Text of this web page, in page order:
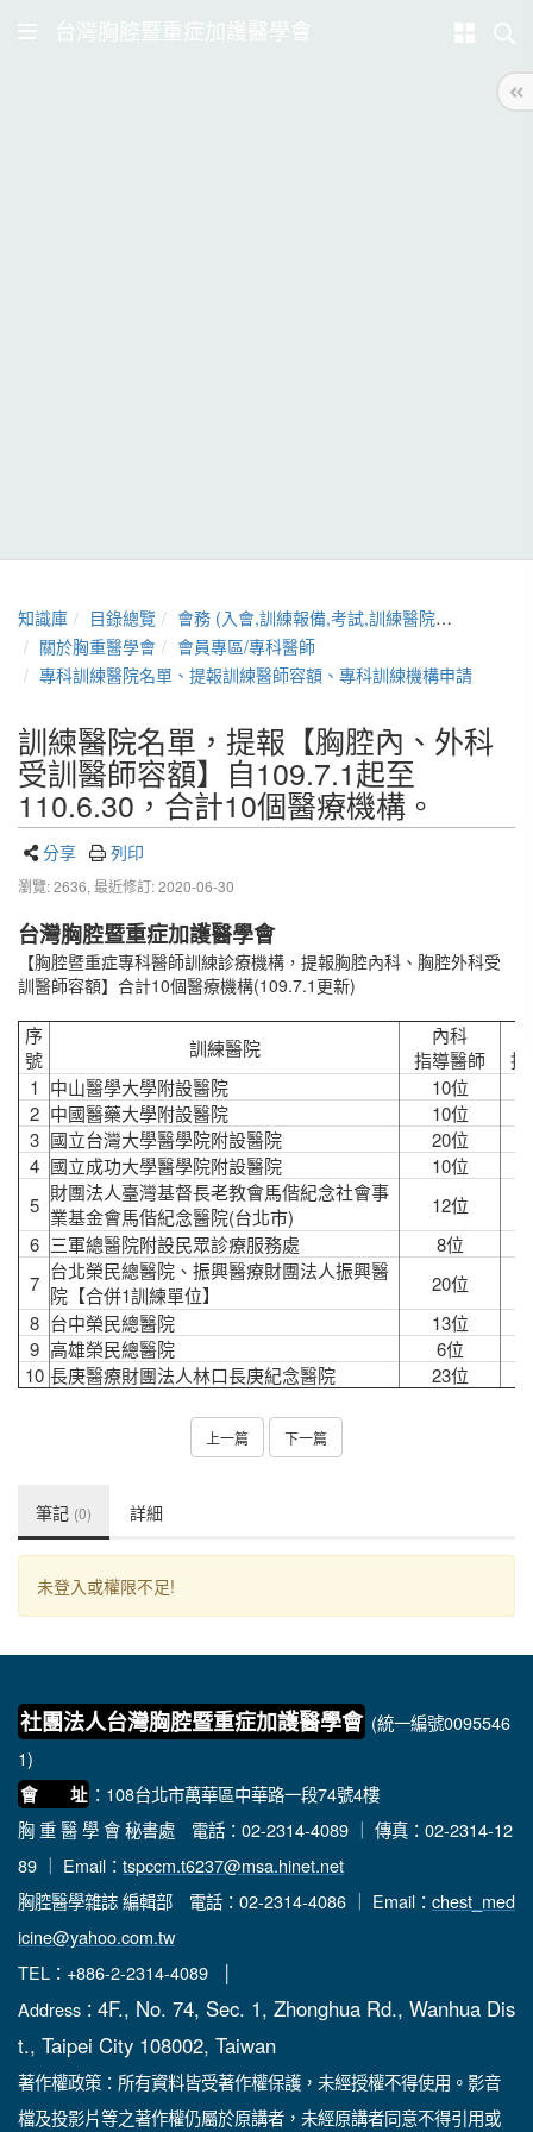
台灣胸腔暨重症加護醫學會
知識庫 目錄總覽
會務 (入會,訓練報備,考試,訓練醫院,章程,證書展延)
關於胸重醫學會
會員專區/專科醫師
專科訓練醫院名單、提報訓練醫師容額、專科訓練機構申請
訓練醫院名單，提報【胸腔內、外科
受訓醫師容額】自109.7.1起至
110.6.30，合計10個醫療機構。
分享 列印
瀏覽: 2636, 最近修訂: 2020-06-30
台灣胸腔暨重症加護醫學會
【胸腔暨重症專科醫師訓練診療機構，提報胸腔內科、胸腔外科受
訓醫師容額】合計10個醫療機構(109.7.1更新)
序
號
訓練醫院
內科
指導醫師
指
1 中山醫學大學附設醫院 10位
2 中國醫藥大學附設醫院 10位
3 國立台灣大學醫學院附設醫院 20位
4 國立成功大學醫學院附設醫院 10位
5
財團法人臺灣基督長老教會馬偕紀念社會事
業基金會馬偕紀念醫院(台北市)
12位
6 三軍總醫院附設民眾診療服務處 8位
7
台北榮民總醫院、振興醫療財團法人振興醫
院【合併1訓練單位】
20位
8 台中榮民總醫院 13位
9 高雄榮民總醫院 6位
10 長庚醫療財團法人林口長庚紀念醫院 23位
上一篇 下一篇
筆記 (0) 詳細
未登入或權限不足!
社團法人台灣胸腔暨重症加護醫學會 (統一編號0095546
1)
會 址 ：108台北市萬華區中華路一段74號4樓
胸 重 醫 學 會 秘書處 電話：02-2314-4089 ｜ 傳真：02-2314-12
89 ｜ Email： tspccm.t6237@msa.hinet.net
胸腔醫學雜誌 編輯部 電話：02-2314-4086 ｜ Email： chest_med
icine@yahoo.com.tw
TEL：+886-2-2314-4089 │
Address： 4F., No. 74, Sec. 1, Zhonghua Rd., Wanhua Dis
t., Taipei City 108002, Taiwan
著作權政策：所有資料皆受著作權保護，未經授權不得使用。影音
檔及投影片等之著作權仍屬於原講者，未經原講者同意不得引用或